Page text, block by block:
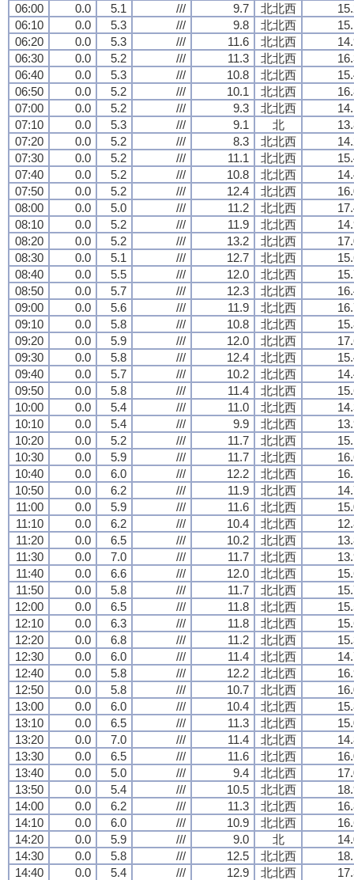
06:00
0.0 5.1 /// 9.7 北北西
06:10
0.0 5.3 /// 9.8 北北西
06:20
0.0 5.3 /// 11.6 北北西
06:30
0.0 5.2 /// 11.3 北北西
06:40
0.0 5.3 /// 10.8 北北西
06:50
0.0 5.2 /// 10.1 北北西
07:00
0.0 5.2 /// 9.3 北北西
07:10
0.0 5.3 /// 9.1 北
07:20
0.0 5.2 /// 8.3 北北西
07:30
0.0 5.2 /// 11.1 北北西
07:40
0.0 5.2 /// 10.8 北北西
07:50
0.0 5.2 /// 12.4 北北西
08:00
0.0 5.0 /// 11.2 北北西
08:10
0.0 5.2 /// 11.9 北北西
08:20
0.0 5.2 /// 13.2 北北西
08:30
0.0 5.1 /// 12.7 北北西
08:40
0.0 5.5 /// 12.0 北北西
08:50
0.0 5.7 /// 12.3 北北西
09:00
0.0 5.6 /// 11.9 北北西
09:10
0.0 5.8 /// 10.8 北北西
09:20
0.0 5.9 /// 12.0 北北西
09:30
0.0 5.8 /// 12.4 北北西
09:40
0.0 5.7 /// 10.2 北北西
09:50
0.0 5.8 /// 11.4 北北西
10:00
0.0 5.4 /// 11.0 北北西
10:10
0.0 5.4 /// 9.9 北北西
10:20
0.0 5.2 /// 11.7 北北西
10:30
0.0 5.9 /// 11.7 北北西
10:40
0.0 6.0 /// 12.2 北北西
10:50
0.0 6.2 /// 11.9 北北西
11:00
0.0 5.9 /// 11.6 北北西
11:10
0.0 6.2 /// 10.4 北北西
11:20
0.0 6.5 /// 10.2 北北西
11:30
0.0 7.0 /// 11.7 北北西
11:40
0.0 6.6 /// 12.0 北北西
11:50
0.0 5.8 /// 11.7 北北西
12:00
0.0 6.5 /// 11.8 北北西
12:10
0.0 6.3 /// 11.8 北北西
12:20
0.0 6.8 /// 11.2 北北西
12:30
0.0 6.0 /// 11.4 北北西
12:40
0.0 5.8 /// 12.2 北北西
12:50
0.0 5.8 /// 10.7 北北西
13:00
0.0 6.0 /// 10.4 北北西
13:10
0.0 6.5 /// 11.3 北北西
13:20
0.0 7.0 /// 11.4 北北西
13:30
0.0 6.5 /// 11.6 北北西
13:40
0.0 5.0 /// 9.4 北北西
13:50
0.0 5.4 /// 10.5 北北西
14:00
0.0 6.2 /// 11.3 北北西
14:10
0.0 6.0 /// 10.9 北北西
14:20
0.0 5.9 /// 9.0 北
14:30
0.0 5.8 /// 12.5 北北西
14:40
0.0 5.4 /// 12.9 北北西